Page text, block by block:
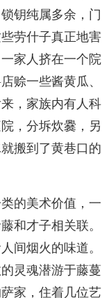
钥纯属多余，门
劳什子真正地害
家人挤在一个院
赊一些酱黄瓜、
，家族内有人科
，分坼炊爨，另
搬到了黄巷口的
的美术价值，一
和才子相关联。
间烟火的味道。
灵魂潜游于藤蔓
家，住着几位艺